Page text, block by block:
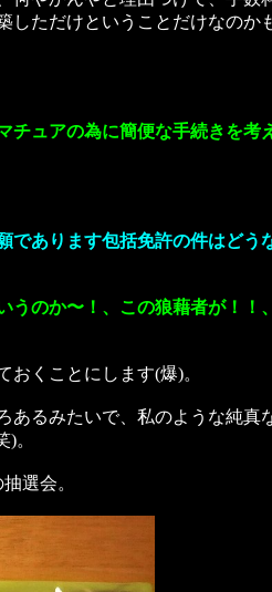
しただけということだけなのか
チュアの為に簡便な手続きを考
であります包括免許の件はどう
うのか〜！、この狼藉者が！！
くことにします(爆)。
あるみたいで、私のような純真
。
選会。